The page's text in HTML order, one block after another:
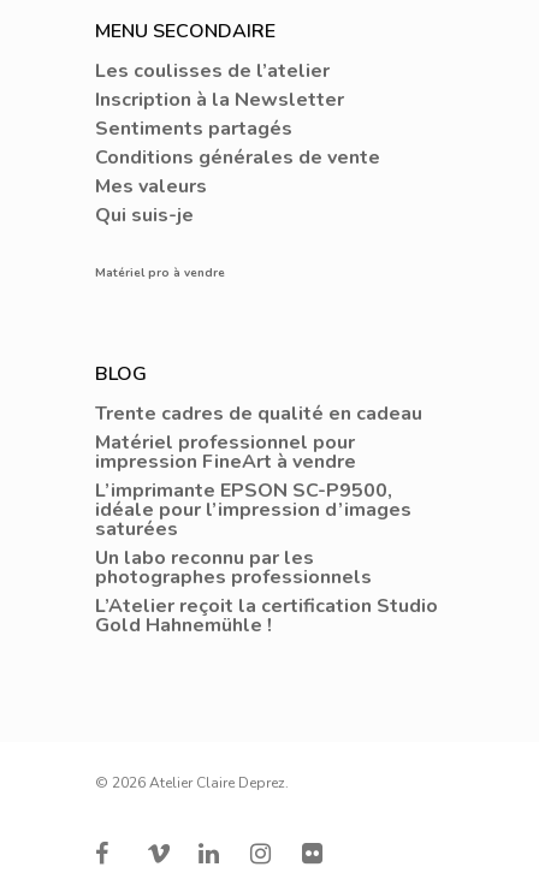
MENU SECONDAIRE
Les coulisses de l’atelier
Inscription à la Newsletter
Sentiments partagés
Conditions générales de vente
Mes valeurs
Qui suis-je
Matériel pro à vendre
BLOG
Trente cadres de qualité en cadeau
Matériel professionnel pour
impression FineArt à vendre
L’imprimante EPSON SC-P9500,
idéale pour l’impression d’images
saturées
Un labo reconnu par les
photographes professionnels
L’Atelier reçoit la certification Studio
Gold Hahnemühle !
© 2026 Atelier Claire Deprez.